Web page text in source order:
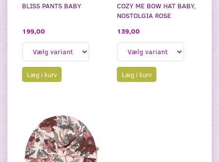
BLISS PANTS BABY
199,00
Læg i kurv
COZY ME BOW HAT BABY,
NOSTOLGIA ROSE
139,00
Læg i kurv